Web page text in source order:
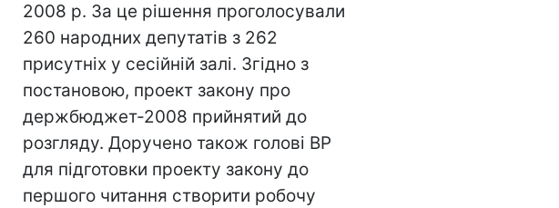
2008 р. За це рішення проголосували
260 народних депутатів з 262
присутніх у сесійній залі. Згідно з
постановою, проект закону про
держбюджет-2008 прийнятий до
розгляду. Доручено також голові ВР
для підготовки проекту закону до
першого читання створити робочу